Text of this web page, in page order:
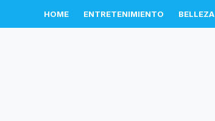
HOME ENTRETENIMIENTO BELLEZA